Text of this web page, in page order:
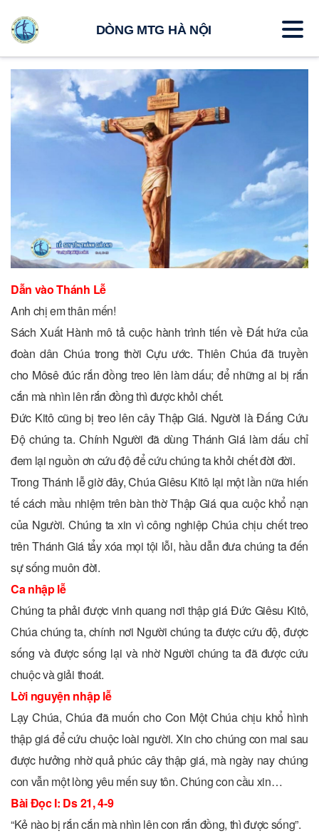
Dẫn vào Thánh Lễ
Anh chị em thân mến!
Sách Xuất Hành mô tả cuộc hành trình tiến về Đất hứa của
đoàn dân Chúa trong thời Cựu ước. Thiên Chúa đã truyền
cho Môsê đúc rắn đồng treo lên làm dấu; để những ai bị rắn
cắn mà nhìn lên rắn đồng thì được khỏi chết.
Đức Kitô cũng bị treo lên cây Thập Giá. Người là Đấng Cứu
Độ chúng ta. Chính Người đã dùng Thánh Giá làm dấu chỉ
đem lại nguồn ơn cứu độ để cứu chúng ta khỏi chết đời đời.
Trong Thánh lễ giờ đây, Chúa Giêsu Kitô lại một lần nữa hiến
tế cách mầu nhiệm trên bàn thờ Thập Giá qua cuộc khổ nạn
của Người. Chúng ta xin vì công nghiệp Chúa chịu chết treo
trên Thánh Giá tẩy xóa mọi tội lỗi, hầu dẫn đưa chúng ta đến
sự sống muôn đời.
Ca nhập lễ
Chúng ta phải được vinh quang nơi thập giá Đức Giêsu Kitô,
Chúa chúng ta, chính nơi Người chúng ta được cứu độ, được
sống và được sống lại và nhờ Người chúng ta đã được cứu
chuộc và giải thoát.
Lời nguyện nhập lễ
Lạy Chúa, Chúa đã muốn cho Con Một Chúa chịu khổ hình
thập giá để cứu chuộc loài người. Xin cho chúng con mai sau
được hưởng nhờ quả phúc cây thập giá, mà ngày nay chúng
con vẫn một lòng yêu mến suy tôn. Chúng con cầu xin…
Bài Ðọc I: Ds 21, 4-9
“Kẻ nào bị rắn cắn mà nhìn lên con rắn đồng, thì được sống”.
DÒNG MTG HÀ NỘI